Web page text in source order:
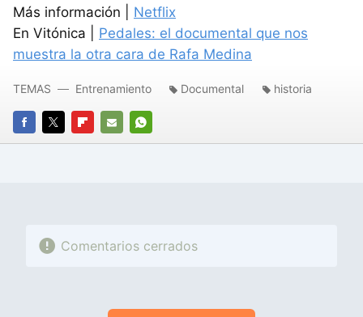
Más información | Netflix
En Vitónica | Pedales: el documental que nos
muestra la otra cara de Rafa Medina
FACEBOOK
TWITTERFLIPBOARD
E-
WHATSAPP
TEMAS Entrenamiento Documental historia
Comentarios cerrados